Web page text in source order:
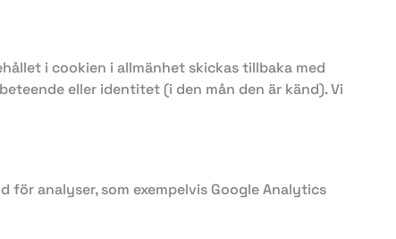
i cookien i allmänhet skickas tillbaka med
eller identitet (i den mån den är känd). Vi
för analyser, som exempelvis Google Analytics